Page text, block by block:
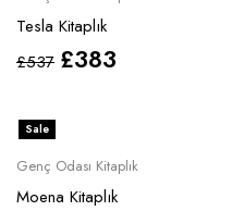
Tesla Kitaplık
£537 £383
Sale
Genç Odası Kitaplık
Moena Kitaplık